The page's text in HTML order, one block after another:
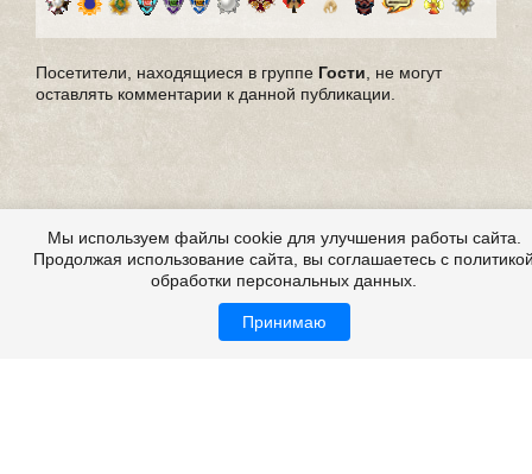
Посетители, находящиеся в группе Гости , не могут
оставлять комментарии к данной публикации.
Мы используем файлы cookie для улучшения работы сайта.
Продолжая использование сайта, вы соглашаетесь с
обработки персональных данных.
Принимаю